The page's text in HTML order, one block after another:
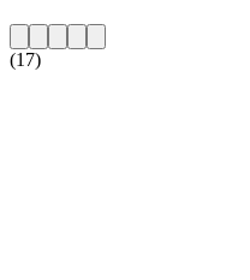
(17)